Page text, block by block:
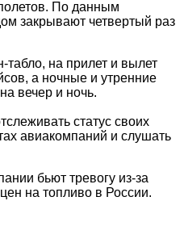
По данным
закрывают четвертый раз
на прилет и вылет
а ночные и утренние
вечер и ночь.
статус своих
авиакомпаний и слушать
бьют тревогу из-за
на топливо в России.